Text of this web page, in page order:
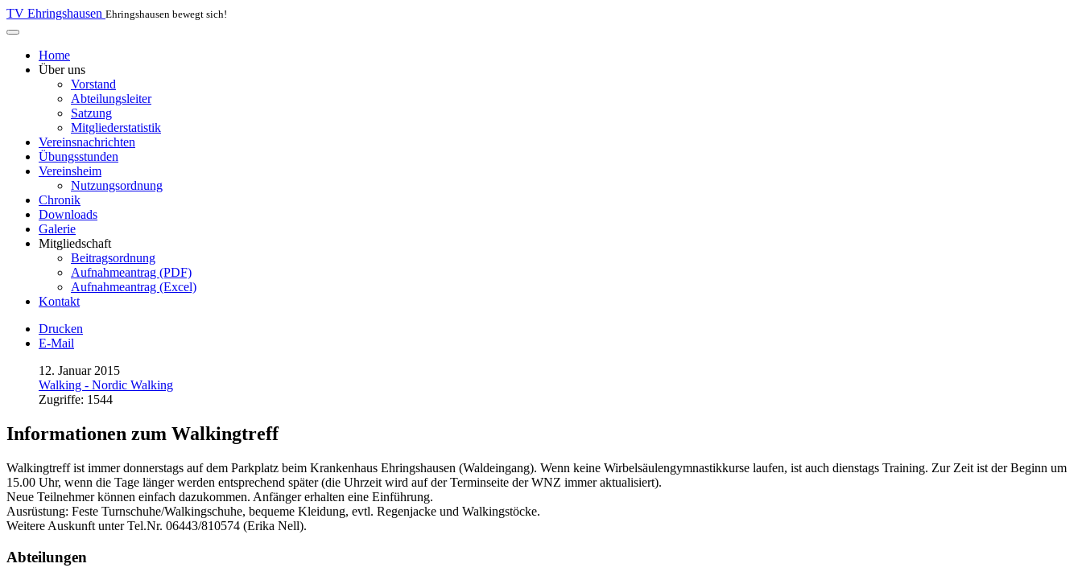
TV Ehringshausen Ehringshausen bewegt sich!
Home
Über uns
Vorstand
Abteilungsleiter
Satzung
Mitgliederstatistik
Vereinsnachrichten
Übungsstunden
Vereinsheim
Nutzungsordnung
Chronik
Downloads
Galerie
Mitgliedschaft
Beitragsordnung
Aufnahmeantrag (PDF)
Aufnahmeantrag (Excel)
Kontakt
Drucken
E-Mail
12. Januar 2015
Walking - Nordic Walking
Zugriffe: 1544
Informationen zum Walkingtreff
Walkingtreff ist immer donnerstags auf dem Parkplatz beim Krankenhaus Ehringshausen (Waldeingang). Wenn keine Wirbelsäulengymnastikkurse laufen, ist auch dienstags Training. Zur Zeit ist der Beginn um
15.00 Uhr, wenn die Tage länger werden entsprechend später (die Uhrzeit wird auf der Terminseite der WNZ immer aktualisiert).
Neue Teilnehmer können einfach dazukommen. Anfänger erhalten eine Einführung.
Ausrüstung: Feste Turnschuhe/Walkingschuhe, bequeme Kleidung, evtl. Regenjacke und Walkingstöcke.
Weitere Auskunft unter Tel.Nr. 06443/810574 (Erika Nell).
Abteilungen